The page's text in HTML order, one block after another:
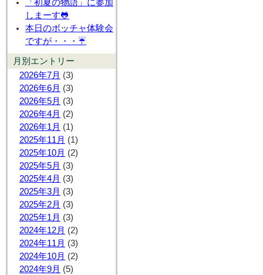
「初夏の物語」に参加
しまーす🐸
本日のボッチャ体験会
ですが・・・☔
月別エントリー
2026年7月 (3)
2026年6月 (3)
2026年5月 (3)
2026年4月 (2)
2026年1月 (1)
2025年11月 (1)
2025年10月 (2)
2025年5月 (3)
2025年4月 (3)
2025年3月 (3)
2025年2月 (3)
2025年1月 (3)
2024年12月 (2)
2024年11月 (3)
2024年10月 (2)
2024年9月 (5)